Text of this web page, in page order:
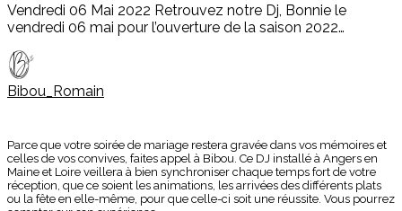
Vendredi 06 Mai 2022 Retrouvez notre Dj, Bonnie le
vendredi 06 mai pour l’ouverture de la saison 2022…
Bibou_Romain
Parce que votre soirée de mariage restera gravée dans vos mémoires et
celles de vos convives, faites appel à Bibou. Ce DJ installé à Angers en
Maine et Loire veillera à bien synchroniser chaque temps fort de votre
réception, que ce soient les animations, les arrivées des différents plats
ou la fête en elle-même, pour que celle-ci soit une réussite. Vous pourrez